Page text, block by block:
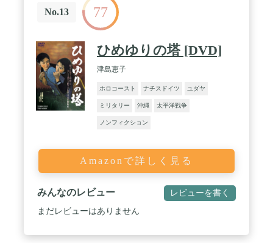
No.13 77
ひめゆりの塔 [DVD]
津島恵子
ホロコースト ナチスドイツ ユダヤ
ミリタリー 沖縄 太平洋戦争
ノンフィクション
Amazonで詳しく見る
みんなのレビュー レビューを書く
まだレビューはありません